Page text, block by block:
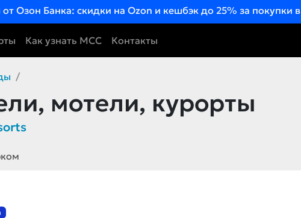
от Озон Банка: скидки на Ozon и кешбэк до 25% за покупки
Как узнать MCC Контакты
мотели, курорты